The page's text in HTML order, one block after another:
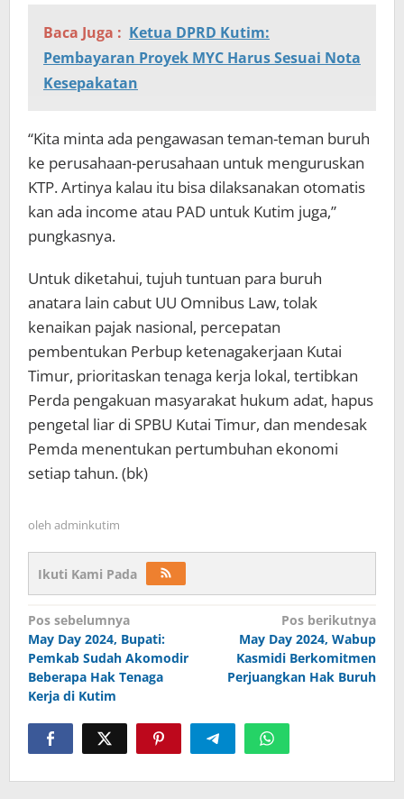
Baca Juga : Ketua DPRD Kutim:
Pembayaran Proyek MYC Harus Sesuai Nota
Kesepakatan
“Kita minta ada pengawasan teman-teman buruh
ke perusahaan-perusahaan untuk menguruskan
KTP. Artinya kalau itu bisa dilaksanakan otomatis
kan ada income atau PAD untuk Kutim juga,”
pungkasnya.
Untuk diketahui, tujuh tuntuan para buruh
anatara lain cabut UU Omnibus Law, tolak
kenaikan pajak nasional, percepatan
pembentukan Perbup ketenagakerjaan Kutai
Timur, prioritaskan tenaga kerja lokal, tertibkan
Perda pengakuan masyarakat hukum adat, hapus
pengetal liar di SPBU Kutai Timur, dan mendesak
Pemda menentukan pertumbuhan ekonomi
setiap tahun. (bk)
oleh adminkutim
Ikuti Kami Pada
Navigasi
pos
Pos sebelumnya
May Day 2024, Bupati:
Pemkab Sudah Akomodir
Beberapa Hak Tenaga
Kerja di Kutim
Pos berikutnya
May Day 2024, Wabup
Kasmidi Berkomitmen
Perjuangkan Hak Buruh